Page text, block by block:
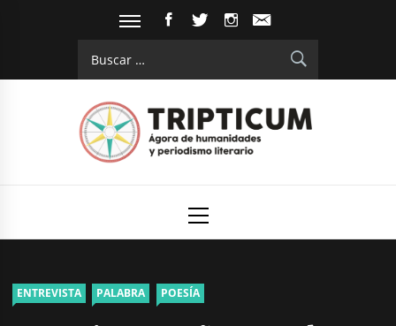
FACEBOOKTWITTERINSTAGRAM
principal
ENTREVISTA PALABRA POESÍA